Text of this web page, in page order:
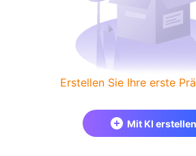
Erstellen Sie Ihre erste
Mit KI erstellen